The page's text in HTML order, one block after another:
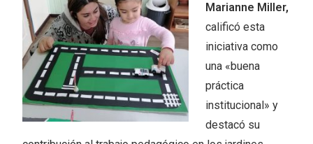
Marianne Miller,
calificó esta
iniciativa como
una «buena
práctica
institucional» y
destacó su